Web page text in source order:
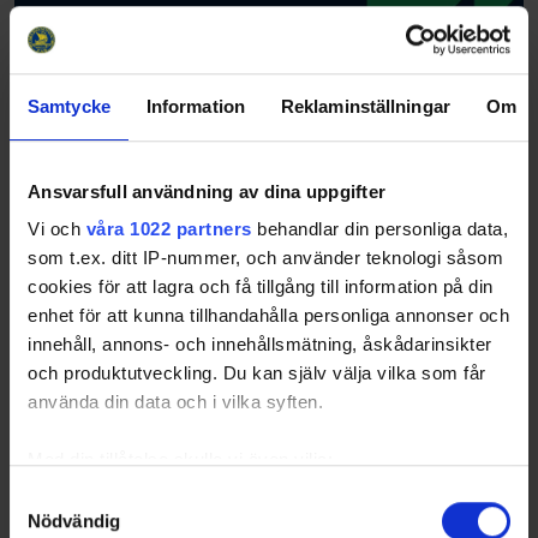
Samtycke Information Reklaminställningar Om
Ansvarsfull användning av dina uppgifter
Vi och våra 1022 partners behandlar din personliga data,
som t.ex. ditt IP-nummer, och använder teknologi såsom
cookies för att lagra och få tillgång till information på din
enhet för att kunna tillhandahålla personliga annonser och
innehåll, annons- och innehållsmätning, åskådarinsikter
och produktutveckling. Du kan själv välja vilka som får
använda din data och i vilka syften.
som kan ha en noggrannhet på upp till flera meter
Nödvändig